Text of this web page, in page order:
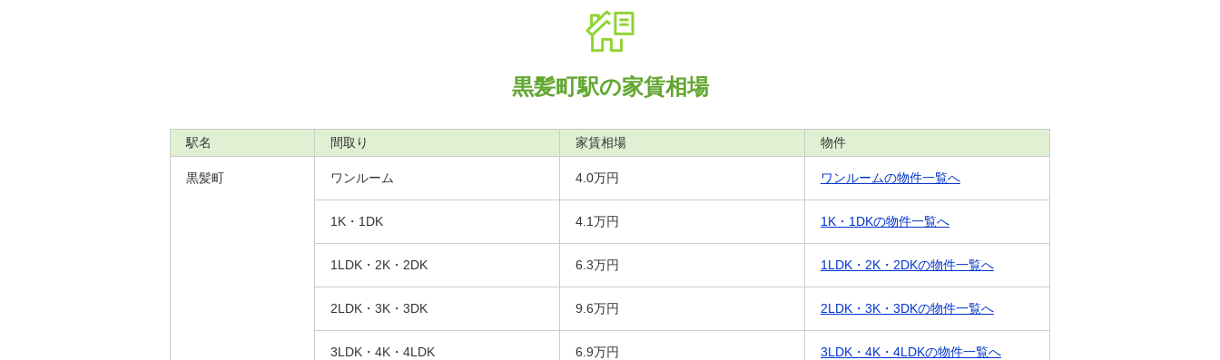
黒髪町駅の家賃相場
駅名 間取り 家賃相場 物件
黒髪町 ワンルーム 4.0万円 ワンルームの物件一覧へ
1K・1DK 4.1万円 1K・1DKの物件一覧へ
1LDK・2K・2DK 6.3万円 1LDK・2K・2DKの物件一覧へ
2LDK・3K・3DK 9.6万円 2LDK・3K・3DKの物件一覧へ
3LDK・4K・4LDK 6.9万円 3LDK・4K・4LDKの物件一覧へ